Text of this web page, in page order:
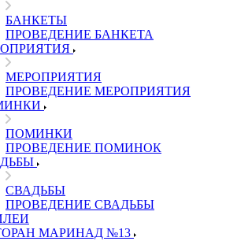
БАНКЕТЫ
ПРОВЕДЕНИЕ БАНКЕТА
МЕРОПРИЯТИЯ
ПРОВЕДЕНИЕ МЕРОПРИЯТИЯ
ПОМИНКИ
ПРОВЕДЕНИЕ ПОМИНОК
СВАДЬБЫ
ПРОВЕДЕНИЕ СВАДЬБЫ
МАРИНАД №13